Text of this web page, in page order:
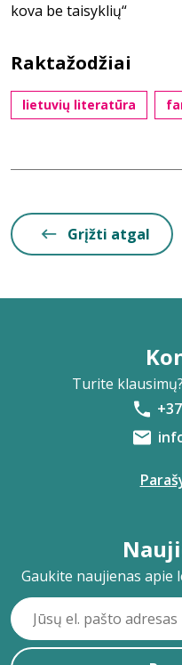
kova be taisyklių“
Raktažodžiai
lietuvių literatūra
Grįžti atgal
Turite
Gaukite naujienas apie